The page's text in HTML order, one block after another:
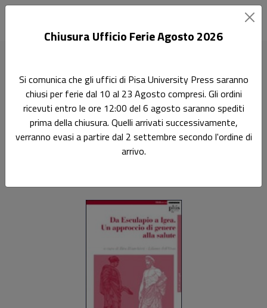
Da Esculapio a Igea
Un approccio di genere alla salute
Chiusura Ufficio Ferie Agosto 2026
Si comunica che gli uffici di Pisa University Press saranno
chiusi per ferie dal 10 al 23 Agosto compresi. Gli ordini
ricevuti entro le ore 12:00 del 6 agosto saranno spediti
prima della chiusura. Quelli arrivati successivamente,
verranno evasi a partire dal 2 settembre secondo l'ordine di
arrivo.